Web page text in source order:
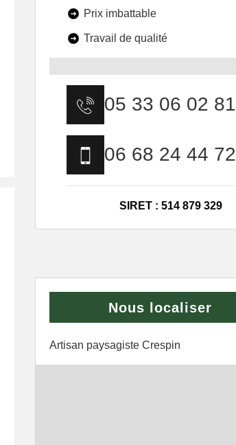
Prix imbattable
Travail de qualité
05 33 06 02 81
06 68 24 44 72
SIRET : 514 879 329
Nous localiser
Artisan paysagiste Crespin